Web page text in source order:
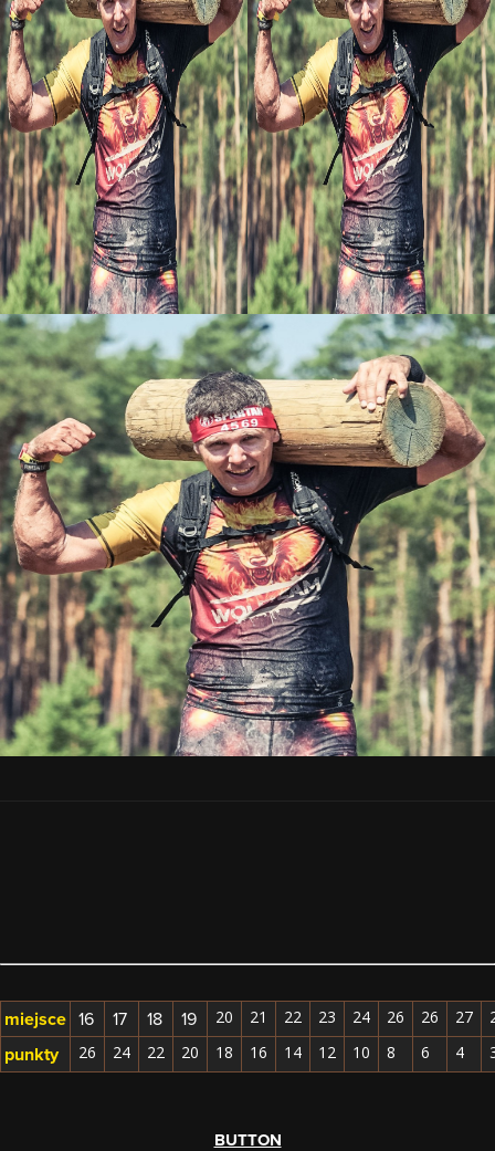
miejsce 16 17 18 19 20 21 22 23 24 26 26 27
punkty 26 24 22 20 18 16 14 12 10 8 6 4
BUTTON